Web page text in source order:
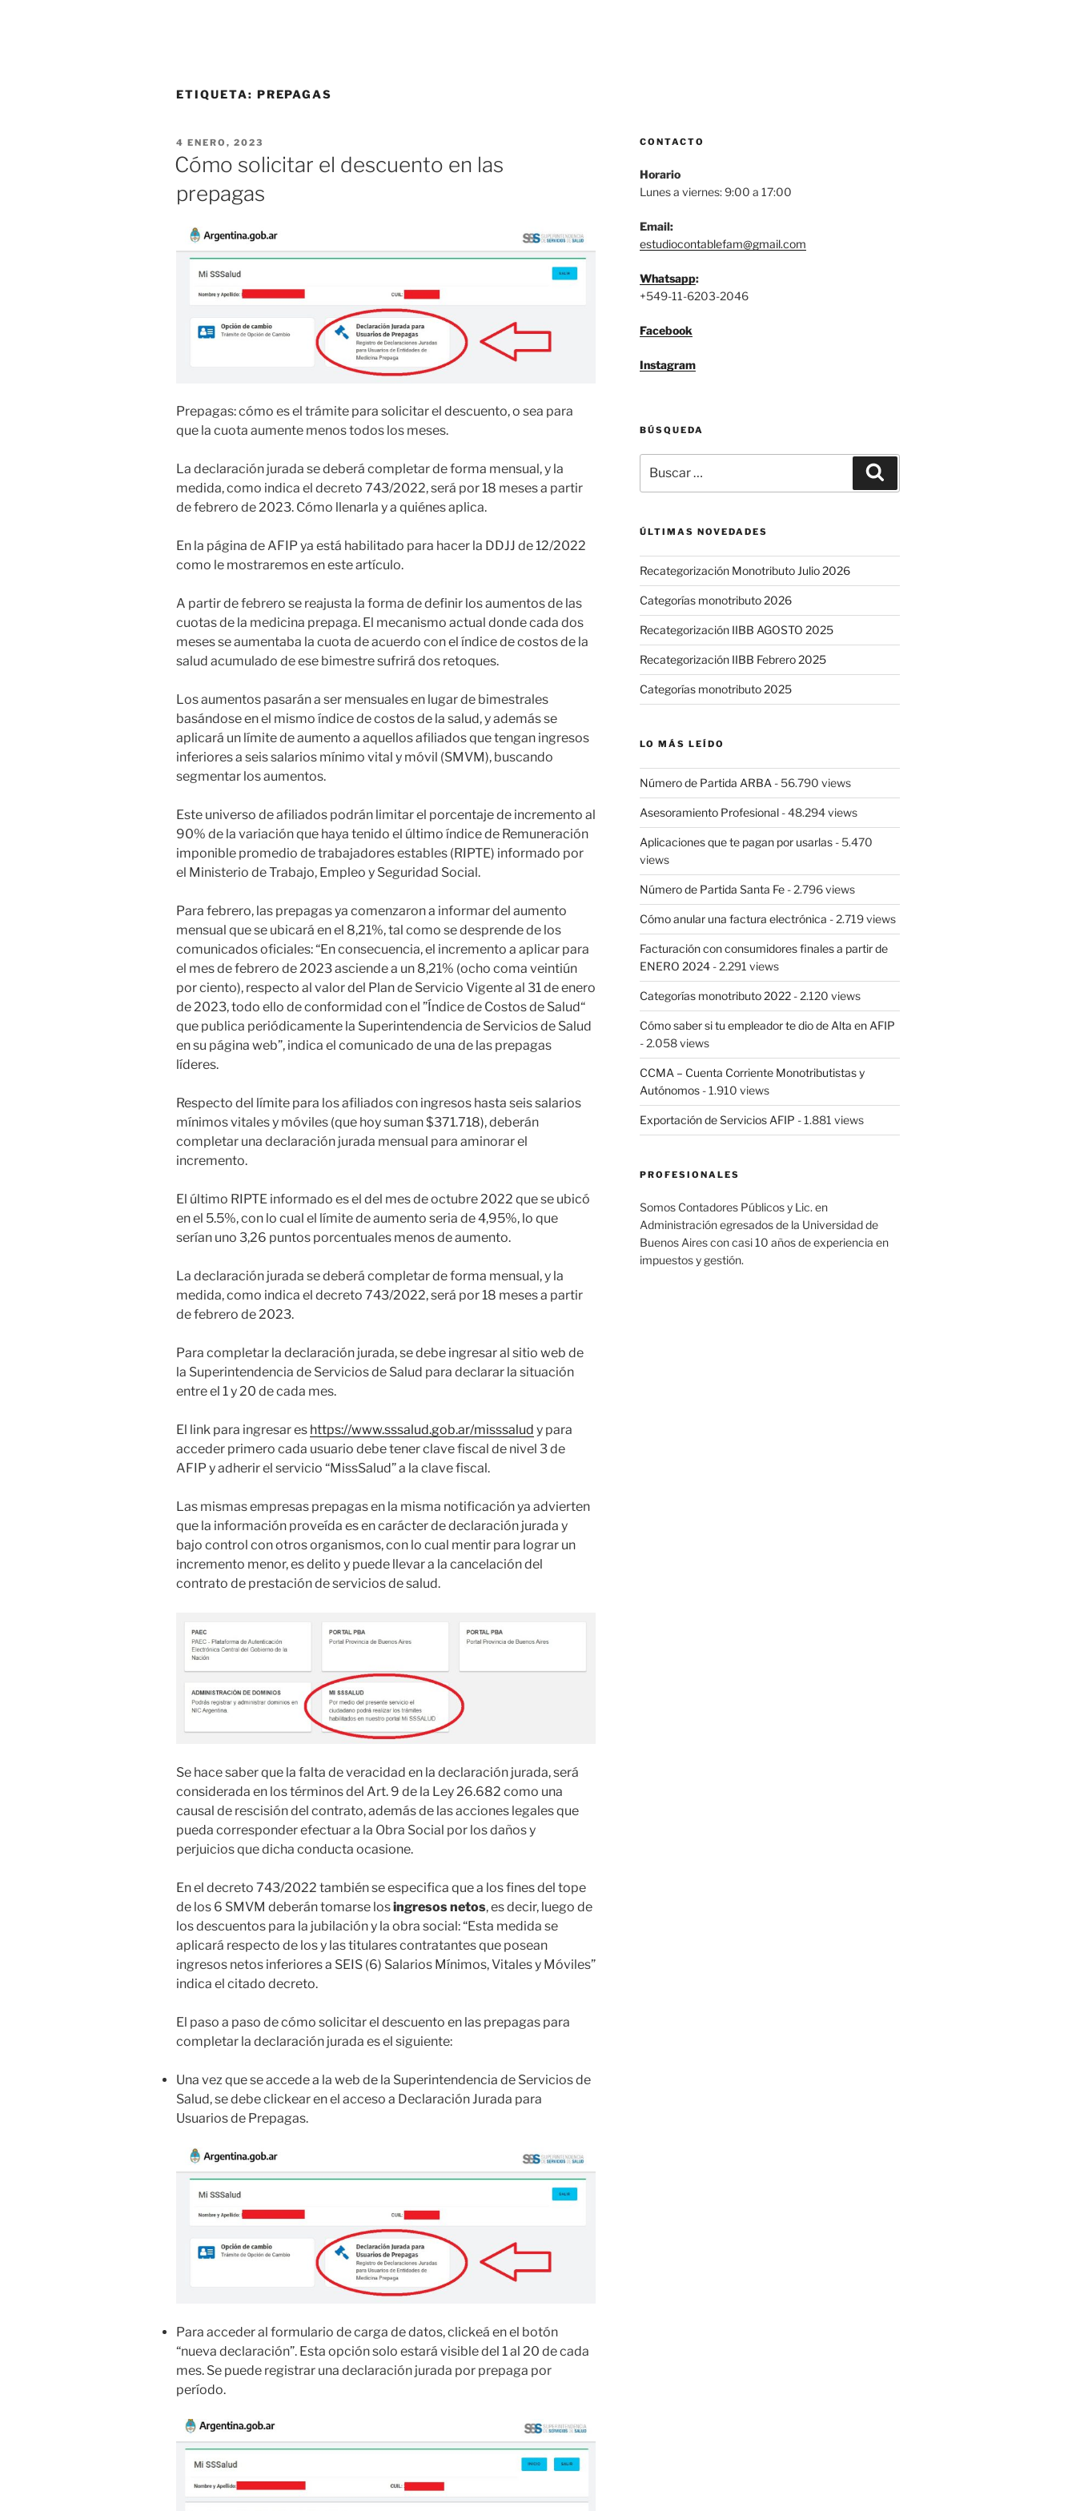
ETIQUETA: PREPAGAS
PUBLICADO
EL
4 ENERO, 2023
Cómo solicitar el descuento en las
prepagas
Prepagas: cómo es el trámite para solicitar el descuento, o sea para
que la cuota aumente menos todos los meses.
La declaración jurada se deberá completar de forma mensual, y la
medida, como indica el decreto 743/2022, será por 18 meses a partir
de febrero de 2023. Cómo llenarla y a quiénes aplica.
En la página de AFIP ya está habilitado para hacer la DDJJ de 12/2022
como le mostraremos en este artículo.
A partir de febrero se reajusta la forma de definir los aumentos de las
cuotas de la medicina prepaga. El mecanismo actual donde cada dos
meses se aumentaba la cuota de acuerdo con el índice de costos de la
salud acumulado de ese bimestre sufrirá dos retoques.
Los aumentos pasarán a ser mensuales en lugar de bimestrales
basándose en el mismo índice de costos de la salud, y además se
aplicará un límite de aumento a aquellos afiliados que tengan ingresos
inferiores a seis salarios mínimo vital y móvil (SMVM), buscando
segmentar los aumentos.
Este universo de afiliados podrán limitar el porcentaje de incremento al
90% de la variación que haya tenido el último índice de Remuneración
imponible promedio de trabajadores estables (RIPTE) informado por
el Ministerio de Trabajo, Empleo y Seguridad Social.
Para febrero, las prepagas ya comenzaron a informar del aumento
mensual que se ubicará en el 8,21%, tal como se desprende de los
comunicados oficiales: “En consecuencia, el incremento a aplicar para
el mes de febrero de 2023 asciende a un 8,21% (ocho coma veintiún
por ciento), respecto al valor del Plan de Servicio Vigente al 31 de enero
de 2023, todo ello de conformidad con el ”Índice de Costos de Salud“
que publica periódicamente la Superintendencia de Servicios de Salud
en su página web”, indica el comunicado de una de las prepagas
líderes.
Respecto del límite para los afiliados con ingresos hasta seis salarios
mínimos vitales y móviles (que hoy suman $371.718), deberán
completar una declaración jurada mensual para aminorar el
incremento.
El último RIPTE informado es el del mes de octubre 2022 que se ubicó
en el 5.5%, con lo cual el límite de aumento seria de 4,95%, lo que
serían uno 3,26 puntos porcentuales menos de aumento.
La declaración jurada se deberá completar de forma mensual, y la
medida, como indica el decreto 743/2022, será por 18 meses a partir
de febrero de 2023.
Para completar la declaración jurada, se debe ingresar al sitio web de
la Superintendencia de Servicios de Salud para declarar la situación
entre el 1 y 20 de cada mes.
El link para ingresar es https://www.sssalud.gob.ar/misssalud y para
acceder primero cada usuario debe tener clave fiscal de nivel 3 de
AFIP y adherir el servicio “MissSalud” a la clave fiscal.
Las mismas empresas prepagas en la misma notificación ya advierten
que la información proveída es en carácter de declaración jurada y
bajo control con otros organismos, con lo cual mentir para lograr un
incremento menor, es delito y puede llevar a la cancelación del
contrato de prestación de servicios de salud.
Se hace saber que la falta de veracidad en la declaración jurada, será
considerada en los términos del Art. 9 de la Ley 26.682 como una
causal de rescisión del contrato, además de las acciones legales que
pueda corresponder efectuar a la Obra Social por los daños y
perjuicios que dicha conducta ocasione.
En el decreto 743/2022 también se especifica que a los fines del tope
de los 6 SMVM deberán tomarse losingresos netos, es decir, luego de
los descuentos para la jubilación y la obra social: “Esta medida se
aplicará respecto de los y las titulares contratantes que posean
ingresos netos inferiores a SEIS (6) Salarios Mínimos, Vitales y Móviles”
indica el citado decreto.
El paso a paso de cómo solicitar el descuento en las prepagas para
completar la declaración jurada es el siguiente:
Una vez que se accede a la web de la Superintendencia de Servicios de
Salud, se debe clickear en el acceso a Declaración Jurada para
Usuarios de Prepagas.
Para acceder al formulario de carga de datos, clickeá en el botón
“nueva declaración”. Esta opción solo estará visible del 1 al 20 de cada
mes. Se puede registrar una declaración jurada por prepaga por
período.
CONTACTO
Horario
Lunes a viernes: 9:00 a 17:00
Email:
estudiocontablefam@gmail.com
Whatsapp:
+549-11-6203-2046
Facebook
Instagram
BÚSQUEDA
por:
ÚLTIMAS NOVEDADES
Recategorización Monotributo Julio 2026
Categorías monotributo 2026
Recategorización IIBB AGOSTO 2025
Recategorización IIBB Febrero 2025
Categorías monotributo 2025
LO MÁS LEÍDO
Número de Partida ARBA - 56.790 views
Asesoramiento Profesional- 48.294 views
Aplicaciones que te pagan por usarlas- 5.470
views
Número de Partida Santa Fe- 2.796 views
Cómo anular una factura electrónica - 2.719 views
Facturación con consumidores finales a partir de
ENERO 2024- 2.291 views
Categorías monotributo 2022- 2.120 views
Cómo saber si tu empleador te dio de Alta en AFIP
- 2.058 views
CCMA – Cuenta Corriente Monotributistas y
Autónomos- 1.910 views
Exportación de Servicios AFIP - 1.881 views
PROFESIONALES
Somos Contadores Públicos y Lic. en
Administración egresados de la Universidad de
Buenos Aires con casi 10 años de experiencia en
impuestos y gestión.